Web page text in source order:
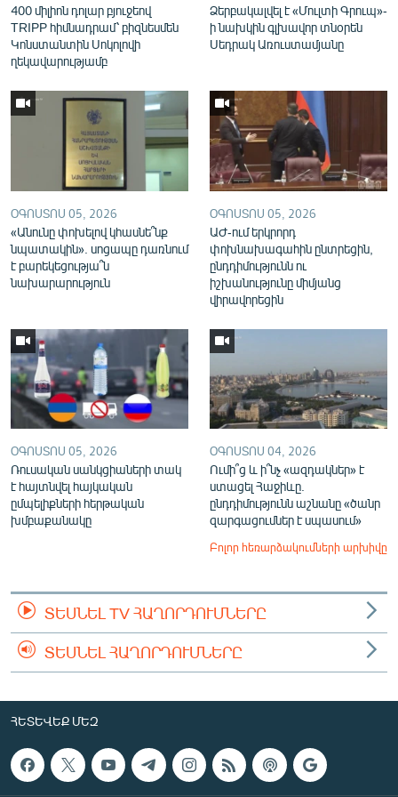
English
Русский
ՀԵՏԵՎԵՔ ՄԵԶ
«Ազատության» բոլոր կայքերը
400 միլիոն դոլար բյուջեով
TRIPP հիմնադրամ՝ բիզնեսմեն
Կոնստանտին Սոկոլովի
ղեկավարությամբ
Ձերբակալվել է «Մուլտի Գրուպ»-
ի նախկին գլխավոր տնօրեն
Սեդրակ Առուստամյանը
ՕԳՈՍՏՈՍ 05, 2026
«Անունը փոխելով կհասնե՞նք
նպատակին». սոցապը դառնում
է բարեկեցությա՞ն
նախարարություն
ՕԳՈՍՏՈՍ 05, 2026
ԱԺ-ում երկրորդ
փոխնախագահին ընտրեցին,
ընդդիմությունն ու
իշխանությունը միմյանց
վիրավորեցին
ՕԳՈՍՏՈՍ 05, 2026
Ռուսական սանկցիաների տակ
է հայտնվել հայկական
ըմպելիքների հերթական
խմբաքանակը
ՕԳՈՍՏՈՍ 04, 2026
Ումի՞ց և ի՞նչ «ազդակներ» է
ստացել Հաջիևը.
ընդդիմությունն աշնանը «ծանր
զարգացումներ է սպասում»
Բոլոր հեռարձակումների արխիվը
ՏԵՍՆԵԼ TV ՀԱՂՈՐԴՈՒՄՆԵՐԸ
ՏԵՍՆԵԼ ՀԱՂՈՐԴՈՒՄՆԵՐԸ
ՀԵՏԵՎԵՔ ՄԵԶ